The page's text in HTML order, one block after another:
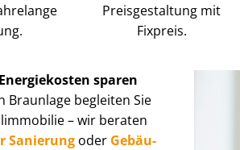
Preisgestaltung mit
Fixpreis.
sparen
begleiten Sie
– wir beraten
Sanierung oder Ge­bäu­